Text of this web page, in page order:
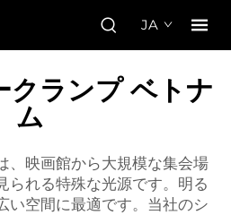
JA
クランプ ベトナ
ム
、映画館から大規模な集会場
られる特殊な光源です。明る
い空間に最適です。当社のシ